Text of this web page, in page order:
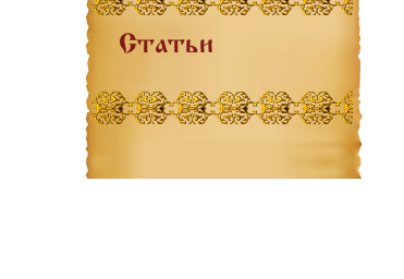
Статьи